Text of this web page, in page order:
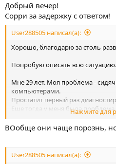
Добрый вечер!
Сорри за задержку с ответом!
User288505 написал(а):
Хорошо, благодарю за столь
Попробую описать всю ситуацию.
Мне 29 лет. Моя проблема -
компьютерами.
Простатит первый раз
Еще тогда у меня была проблема
боль и песок, который царацал
вспомню, что было раньше, а
ними был.
Нажмите для
ВОобще они чаще порознь, но
User288505 написал(а):